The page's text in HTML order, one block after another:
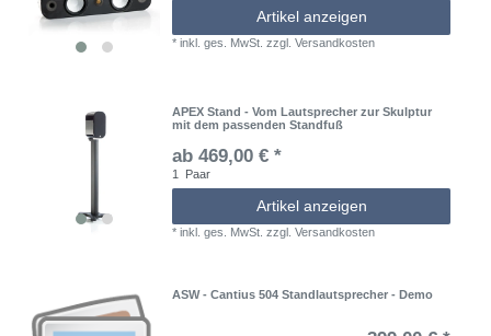
Artikel anzeigen
*inkl. ges. MwSt. zzgl.Versandkosten
APEX Stand - Vom Lautsprecher zur Skulptur
mit dem passenden Standfuß
ab 469,00 € *
1 Paar
Artikel anzeigen
*inkl. ges. MwSt. zzgl.Versandkosten
ASW - Cantius 504 Standlautsprecher - Demo